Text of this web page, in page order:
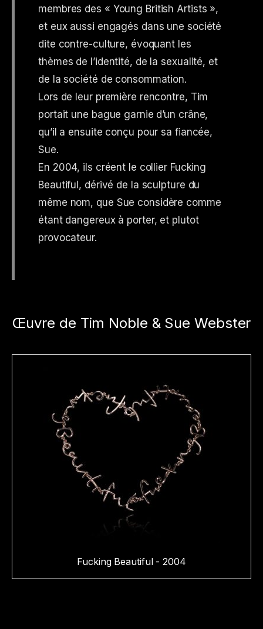
membres des « Young British Artists »,
et eux aussi engagés dans une société
dite contre-culture, évoquant les
thèmes de l’identité, de la sexualité, et
de la société de consommation.
Lors de leur première rencontre, Tim
portait une bague garnie d’un crâne,
qu’il a ensuite conçu pour sa fiancée,
Sue.
En 2004, ils créent le collier Fucking
Beautiful, dérivé de la sculpture du
même nom, que Sue considère comme
étant dangereux à porter, et plutot
provocateur.
Œuvre de Tim Noble & Sue Webster
Fucking Beautiful - 2004